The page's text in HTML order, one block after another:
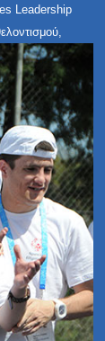
Leadership